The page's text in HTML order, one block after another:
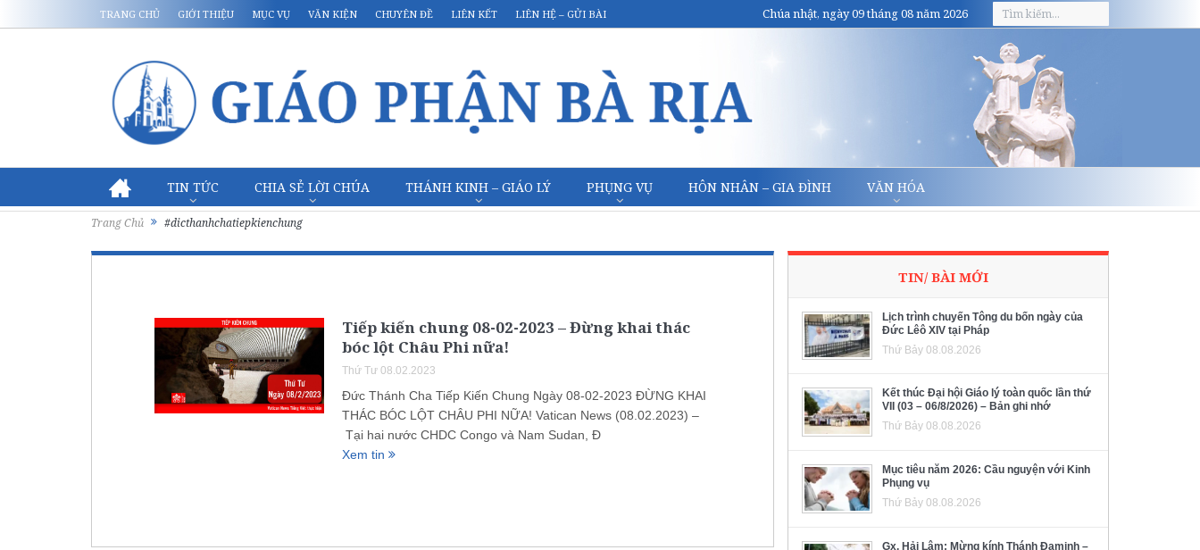
TRANG CHỦ GIỚI THIỆU MỤC VỤ VĂN KIỆN CHUYÊN ĐỀ LIÊN KẾT LIÊN HỆ – GỬI BÀI Chúa nhật, ngày 09 tháng 08 năm 2026
TIN TỨC CHIA SẺ LỜI CHÚA THÁNH KINH – GIÁO LÝ PHỤNG VỤ HÔN NHÂN – GIA ĐÌNH VĂN HÓA
Trang Chủ #dicthanhchatiepkienchung
Tiếp kiến chung 08-02-2023 – Đừng khai thác
bóc lột Châu Phi nữa!
Thứ Tư 08.02.2023
Đức Thánh Cha Tiếp Kiến Chung Ngày 08-02-2023 ĐỪNG KHAI
THÁC BÓC LỘT CHÂU PHI NỮA! Vatican News (08.02.2023) –
Tại hai nước CHDC Congo và Nam Sudan, Đ
Xem tin
TIN/ BÀI MỚI
Lịch trình chuyến Tông du bốn ngày của
Đức Lêô XIV tại Pháp
Thứ Bảy 08.08.2026
Kết thúc Đại hội Giáo lý toàn quốc lần thứ
VII (03 – 06/8/2026) – Bản ghi nhớ
Thứ Bảy 08.08.2026
Mục tiêu năm 2026: Cầu nguyện với Kinh
Phụng vụ
Thứ Bảy 08.08.2026
Gx. Hải Lâm: Mừng kính Thánh Đaminh –